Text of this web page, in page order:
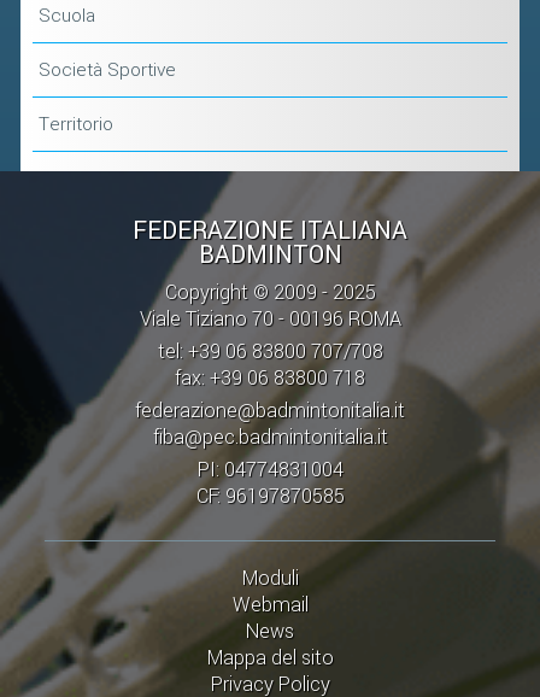
Scuola
Società Sportive
Territorio
FEDERAZIONE ITALIANA
BADMINTON
Copyright © 2009 - 2025
Viale Tiziano 70 - 00196 ROMA
tel: +39 06 83800 707/708
fax: +39 06 83800 718
federazione@badmintonitalia.it
fiba@pec.badmintonitalia.it
PI: 04774831004
CF: 96197870585
Moduli
Webmail
News
Mappa del sito
Privacy Policy